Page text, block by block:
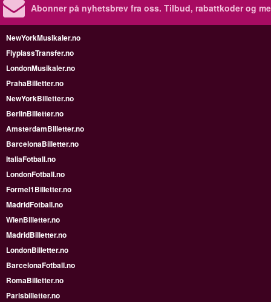
Abonner på nyhetsbrev fra oss. Tilbud, rabattkoder og
NewYorkMusikaler.no
FlyplassTransfer.no
LondonMusikaler.no
PrahaBilletter.no
NewYorkBilletter.no
BerlinBilletter.no
AmsterdamBilletter.no
BarcelonaBilletter.no
ItaliaFotball.no
LondonFotball.no
Formel1Billetter.no
MadridFotball.no
WienBilletter.no
MadridBilletter.no
LondonBilletter.no
BarcelonaFotball.no
RomaBilletter.no
Parisbilletter.no